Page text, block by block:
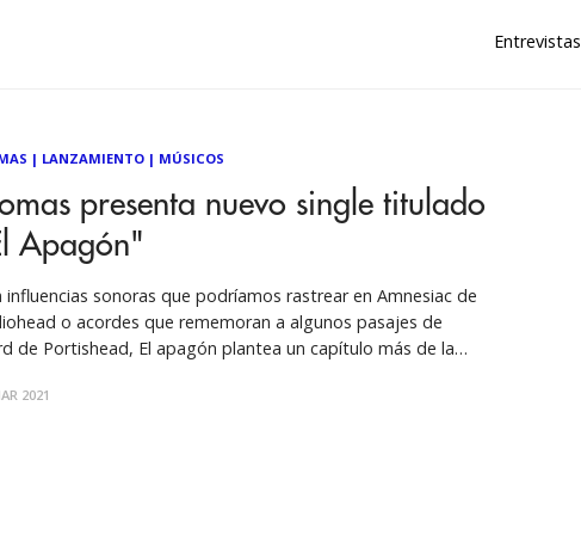
Entrevistas
| LANZAMIENTO| MÚSICOS
presenta nuevo single titulado
Apagón"
influencias sonoras que podríamos rastrear en Amnesiac de
o acordes que rememoran a algunos pasajes de
de Portishead, El apagón plantea un capítulo más de la
es un momento bisagra, un punto de inflexión. Aquello
2021